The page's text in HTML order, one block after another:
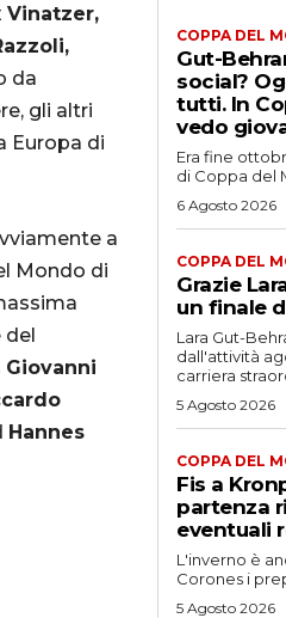
Vinatzer,
da
gli altri
Europa di
a
Mondo di
del
Giovanni
Hannes
COPPA DEL
Gut-
social?
tutti. In
vedo
Era fine
di Coppa del
6 Agosto 2026
COPPA DEL
Grazie
un finale
Lara Gut-
dall'attività
carriera
5 Agosto 2026
COPPA DEL
Fis a
partenza
eventuali
L'inverno è
Corones i
5 Agosto 2026